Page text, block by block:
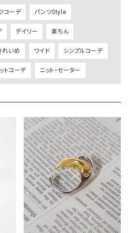
コーデ パンツStyle
デイリー 楽ちん
れいめ ワイド シンプルコーデ
トコーデ ニット・セーター